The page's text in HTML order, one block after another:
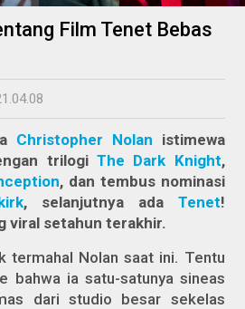
Film Tenet Bebas
Christopher Nolan istimewa
trilogi The Dark Knight,
, dan tembus nominasi
, selanjutnya ada Tenet!
viral setahun terakhir.
termahal Nolan saat ini. Tentu
bahwa ia satu-satunya sineas
dari studio besar sekelas